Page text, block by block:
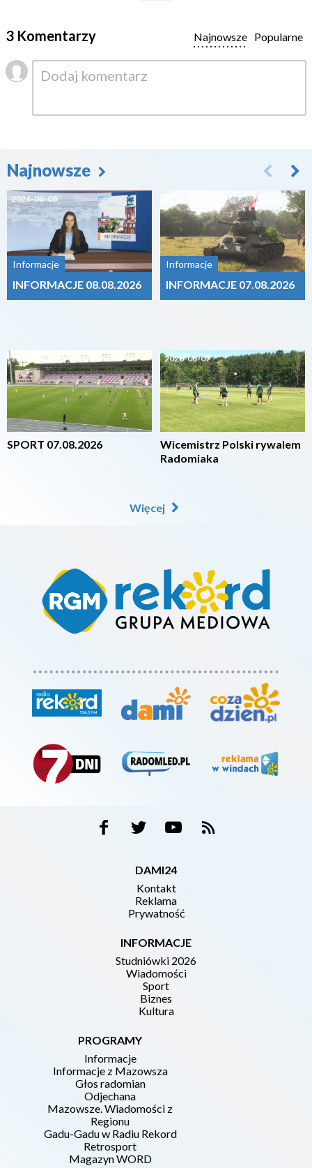
3 Komentarzy Popularne
Najnowsze
Najnowsze
2026-08-08
Informacje
INFORMACJE 08.08.2026
2026-08-07
SPORT 07.08.2026
Informacje
INFORMACJE 07.08.2026
2026-08-07
Wicemistrz Polski rywalem
Radomiaka
Więcej
DAMI24
Kontakt
Reklama
Prywatność
INFORMACJE
Studniówki 2026
Wiadomości
Sport
Biznes
Kultura
PROGRAMY
Informacje
Informacje z Mazowsza
Głos radomian
Odjechana
Mazowsze. Wiadomości z
Regionu
Gadu-Gadu w Radiu Rekord
Retrosport
Magazyn WORD